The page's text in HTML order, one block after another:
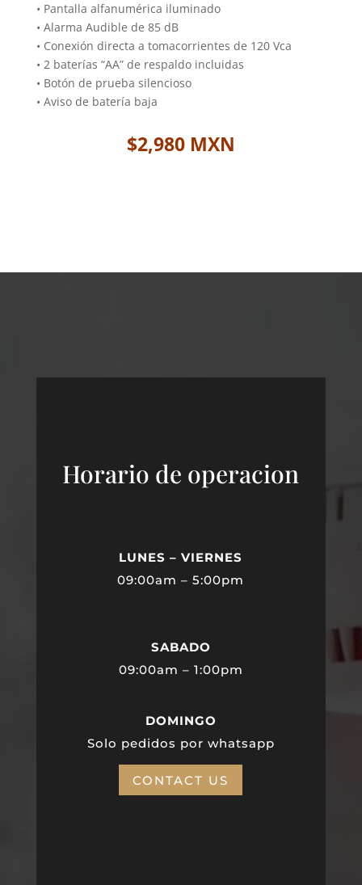
• Pantalla alfanumérica iluminado
• Alarma Audible de 85 dB
• Conexión directa a tomacorrientes de 120 Vca
• 2 baterías “AA” de respaldo incluidas
• Botón de prueba silencioso
• Aviso de batería baja
$2,980 MXN
Horario de operacion
LUNES – VIERNES
09:00am – 5:00pm
SABADO
09:00am – 1:00pm
DOMINGO
Solo pedidos por whatsapp
CONTACT US